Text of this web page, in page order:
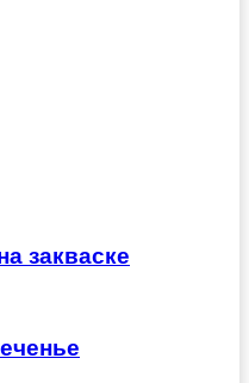
закваске